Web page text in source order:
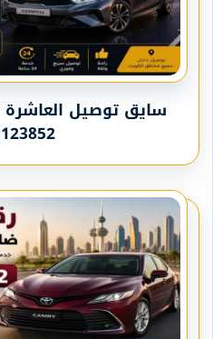
سايق توصيل العاشرة